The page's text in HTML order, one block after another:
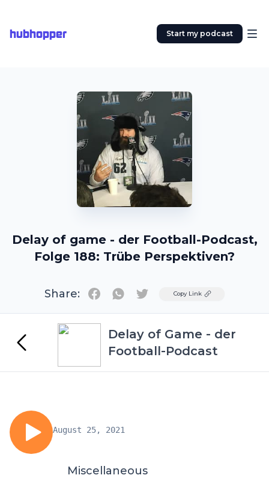
hubhopper Start my podcast
Delay of game - der Football-Podcast,
Folge 188: Trübe Perspektiven?
Share: TwitterCopy Link
Delay of Game - der
Football-Podcast
August 25, 2021
Miscellaneous